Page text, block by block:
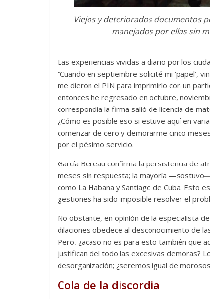
Viejos y deteriorados documentos
manejados por ellas sin
Las experiencias vividas a diario por los
“Cuando en septiembre solicité mi ‘papel’,
me dieron el PIN para imprimirlo con un
entonces he regresado en octubre,
correspondía la firma salió de licencia de
¿Cómo es posible eso si estuve aquí en
comenzar de cero y demorarme cinco
por el pésimo servicio.
García Bereau confirma la persistencia de
meses sin respuesta; la mayoría
como La Habana y Santiago de Cuba. Esto
gestiones ha sido imposible resolver el
No obstante, en opinión de la especialista
dilaciones obedece al desconocimiento de
Pero, ¿acaso no es para esto también que
justifican del todo las excesivas demoras?
desorganización; ¿seremos igual de
Cola de la discordia
Un vergel en las nieblas de
la nostalgia
12 octubre, 2024 Francisco G. Navarro 0
La
21
3